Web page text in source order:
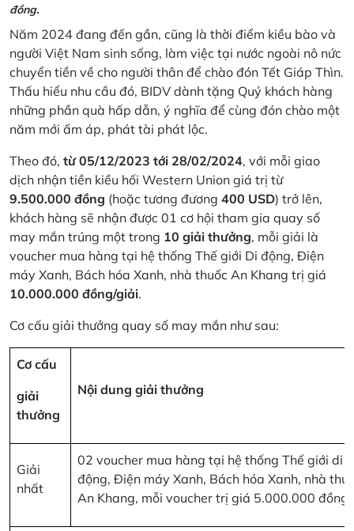
đồng.
Năm 2024 đang đến gần, cũng là thời điểm kiều bào và
người Việt Nam sinh sống, làm việc tại nước ngoài nô nức
chuyển tiền về cho người thân để chào đón Tết Giáp Thìn.
Thấu hiểu nhu cầu đó, BIDV dành tặng Quý khách hàng
những phần quà hấp dẫn, ý nghĩa để cùng đón chào một
năm mới ấm áp, phát tài phát lộc.
Theo đó, từ 05/12/2023 tới 28/02/2024, với mỗi giao
dịch nhận tiền kiều hối Western Union giá trị từ
9.500.000 đồng (hoặc tương đương 400 USD) trở lên,
khách hàng sẽ nhận được 01 cơ hội tham gia quay số
may mắn trúng một trong 10 giải thưởng, mỗi giải là
voucher mua hàng tại hệ thống Thế giới Di động, Điện
máy Xanh, Bách hóa Xanh, nhà thuốc An Khang trị giá
10.000.000 đồng/giải.
Cơ cấu giải thưởng quay số may mắn như sau:
Cơ cấu
giải
thưởng
Nội dung giải thưởng
Giải
nhất
02 voucher mua hàng tại hệ thống Thế giới di
động, Điện máy Xanh, Bách hóa Xanh, nhà
An Khang, mỗi voucher trị giá 5.000.000 đồng